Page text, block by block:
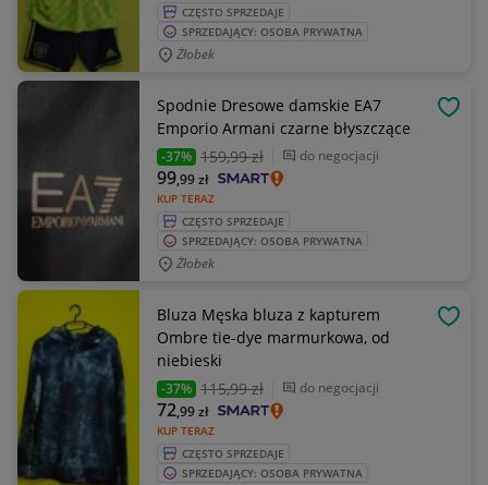
CZĘSTO SPRZEDAJE
SPRZEDAJĄCY: OSOBA PRYWATNA
Żłobek
Spodnie Dresowe damskie EA7
Emporio Armani czarne błyszczące
-37% 159,99 zł do negocjacji
KUP TERAZ
99,99zł
CZĘSTO SPRZEDAJE
SPRZEDAJĄCY: OSOBA PRYWATNA
Żłobek
Bluza Męska bluza z kapturem
Ombre tie-dye marmurkowa, od
niebieski
-37% 115,99 zł do negocjacji
KUP TERAZ
72,99zł
CZĘSTO SPRZEDAJE
SPRZEDAJĄCY: OSOBA PRYWATNA